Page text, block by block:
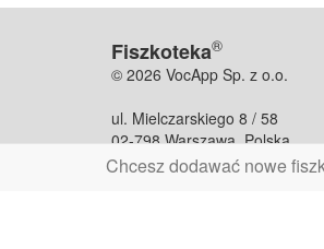
Chcesz dodawać nowe
Fiszkoteka®
© 2026 VocApp Sp. z o.o.
ul. Mielczarskiego 8 / 58
02-798 Warszawa, Polska